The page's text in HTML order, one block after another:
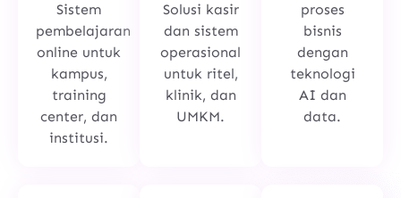
Sistem
pembelajaran
online untuk
kampus,
training
center, dan
institusi.
Solusi kasir
dan sistem
operasional
untuk ritel,
klinik, dan
UMKM.
proses
bisnis
dengan
teknologi
AI dan
data.